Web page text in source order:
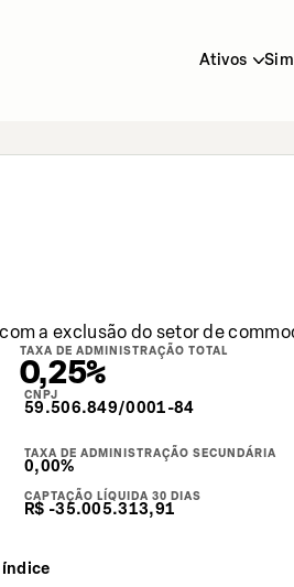
Ativos
a exclusão do setor de
TAXA DE ADMINISTRAÇÃO TOTAL
0,25%
CNPJ
59.506.849/0001-84
TAXA DE ADMINISTRAÇÃO SECUNDÁRIA
0,00%
CAPTAÇÃO LÍQUIDA 30 DIAS
R$ -35.005.313,91